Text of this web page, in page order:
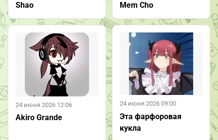
Shao Mem Cho
24 июня 2026 12:06
Akiro Grande
24 июня 2026 09:00
Эта фарфоровая
кукла